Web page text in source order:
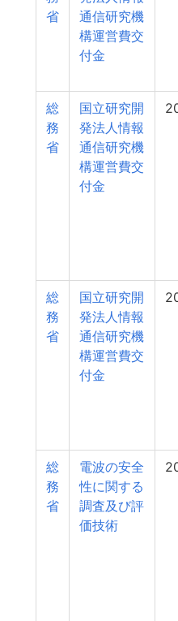
省
通信研究機
構運営費交
付金
総
務
省
国立研究開
発法人情報
通信研究機
構運営費交
付金
総
務
省
国立研究開
発法人情報
通信研究機
構運営費交
付金
総
務
省
電波の安全
性に関する
調査及び評
価技術